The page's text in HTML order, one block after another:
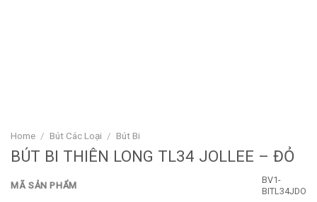
Home / Bút Các Loại / Bút Bi
BÚT BI THIÊN LONG TL34 JOLLEE – ĐỎ
MÃ SẢN PHẨM
BV1-
BITL34JDO